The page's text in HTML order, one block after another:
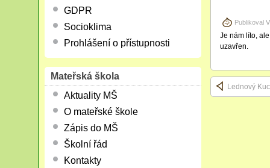
Publikoval
Je nám líto,
uzavřen.
Lednový
GDPR
Socioklima
Prohlášení o přístupnosti
Mateřská škola
Aktuality MŠ
O mateřské škole
Zápis do MŠ
Školní řád
Kontakty